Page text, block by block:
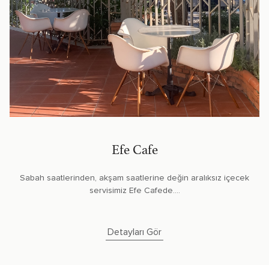
Efe Cafe
Sabah saatlerinden, akşam saatlerine değin aralıksız içecek
servisimiz Efe Cafede....
Detayları Gör